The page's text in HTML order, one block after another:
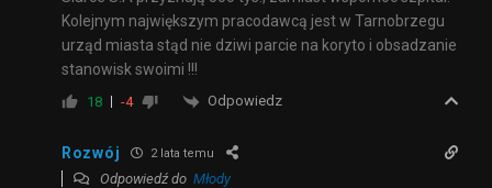
Kolejnym największym pracodawcą jest w Tarnobrzegu
urząd miasta stąd nie dziwi parcie na koryto i obsadzanie
stanowisk swoimi !!!
18 -4 Odpowiedz
Rozwój 2 lata temu
Odpowiedź do Młody